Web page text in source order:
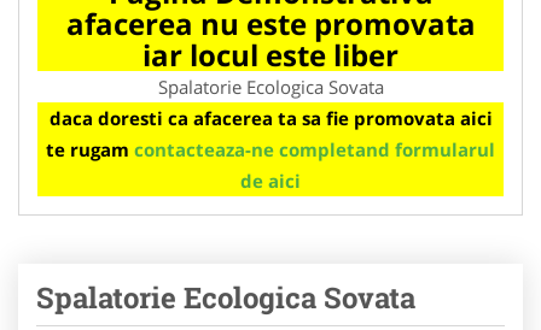
afacerea nu este promovata
iar locul este liber
Spalatorie Ecologica Sovata
daca doresti ca afacerea ta sa fie promovata aici
te rugam contacteaza-ne completand formularul
de aici
Spalatorie Ecologica Sovata